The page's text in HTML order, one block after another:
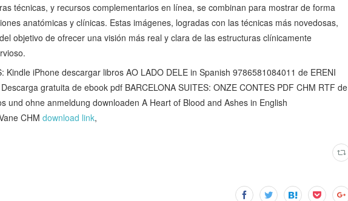
técnicas, y recursos complementarios en línea, se combinan para mostrar de forma
anatómicas y clínicas. Estas imágenes, logradas con las técnicas más novedosas,
objetivo de ofrecer una visión más real y clara de las estructuras clínicamente
Kindle iPhone descargar libros AO LADO DELE in Spanish 9786581084011 de ERENI
gratuita de ebook pdf BARCELONA SUITES: ONZE CONTES PDF CHM RTF de
und ohne anmeldung downloaden A Heart of Blood and Ashes in English
CHM download link,